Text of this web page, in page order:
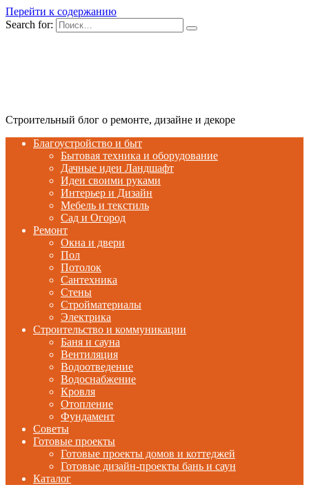
Перейти к содержанию
Search for:
Строительный блог о ремонте, дизайне и декоре
Благоустройство и быт
Бытовая техника и оборудование
Дачные идеи Ландшафт
Идеи своими руками
Интерьер и Дизайн
Мебель и текстиль
Сад и Огород
Ремонт
Окна и двери
Пол
Потолок
Сантехника
Стены
Стройматериалы
Электрика
Строительство и коммуникации
Баня и сауна
Вентиляция
Водоотведение
Водоснабжение
Кровля
Отопление
Фундамент
Советы
Готовые проекты
Готовые проекты домов и коттеджей
Готовые дизайн-проекты бань и саун
Каталог